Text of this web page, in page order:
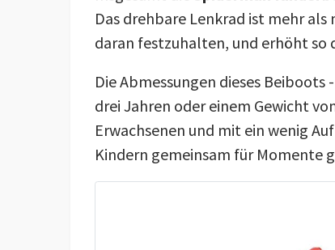
Das drehbare Lenkrad ist mehr
daran festzuhalten, und erhöht so
Die Abmessungen dieses Beiboots
drei Jahren oder einem Gewicht
Erwachsenen und mit ein wenig
Kindern gemeinsam für Momente